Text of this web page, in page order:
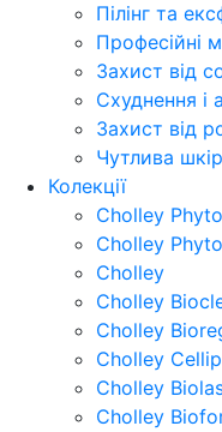
Пілінг та
Професійні
Захист від
Схуднення і
Захист від
Чутлива
Колекції
Cholley
Cholley
Cholley
Cholley
Cholley
Cholley
Cholley
Cholley